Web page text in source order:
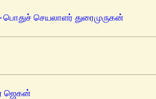
பொதுச் செயலாளர் துரைமுருகன்
ஜெகன்